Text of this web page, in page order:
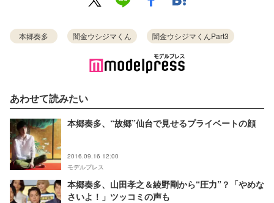
本郷奏多 闇金ウシジマくん 闇金ウシジマくんPart3
あわせて読みたい
本郷奏多、“故郷”仙台で見せるプライベートの顔
2016.09.16 12:00
モデルプレス
本郷奏多、山田孝之＆綾野剛から“圧力”？「やめな
さいよ！」ツッコミの声も